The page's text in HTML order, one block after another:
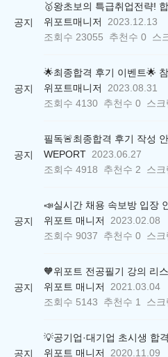
공지
위포트매니저
2023.12.13
조회수 23055 추천수 0 스
공지
위포트매니저
2023.08.31
조회수 4130 추천수 0 스크
공지
WEPORT 2023.06.27
조회수 4918 추천수 2 스크
공지
📣실시간 채용 속보방 입장
위포트 매니저
2023.02.08
조회수 9037 추천수 0 스크
공지
위포트 매니저
2021.03.04
조회수 5143 추천수 1 스크
공지
위포트 매니저
2020.11.09